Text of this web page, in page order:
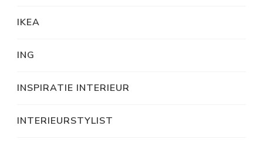
IKEA
ING
INSPIRATIE INTERIEUR
INTERIEURSTYLIST